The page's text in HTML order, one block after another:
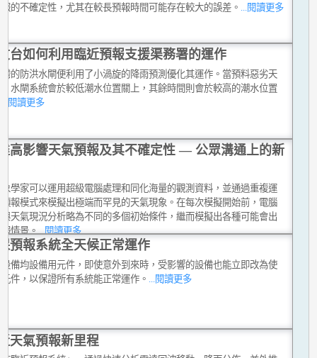
的不確定性，尤其在較長預報時間可能存在較大的誤差。
...閱讀更多
台如何利用臨近預報支援渠務署的運作
的防洪水閘便利用了小渦旋的降雨預測優化其運作。當預料惡劣天
水閘系統會於較低潮水位置關上，其餘時間則會於較高的潮水位置
...閱讀更多
高影響天氣預報及其不確定性 — 公眾溝通上的新
學家可以運用超級電腦處理和同化海量的觀測資料，並通過重複運
報模式來模擬出極端而罕見的天氣現象。在每次模擬開始前，電腦
天氣現況分析略為不同的多個初始條件，繼而模擬出各種可能會出
情景。
...閱讀更多
預報系統全天候正常運作
備均設備用元件，即使意外到來時，受影響的設備也能立即改為使
件，以保證所有系統能正常運作。 ...閱讀更多
天氣預報新里程